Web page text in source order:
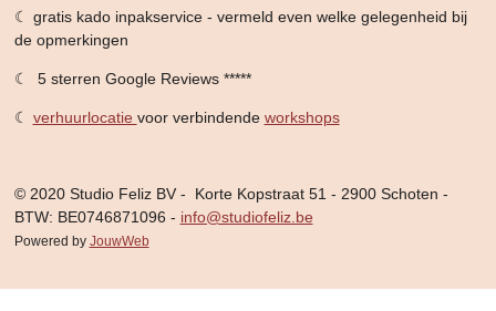
☾ gratis kado inpakservice - vermeld even welke gelegenheid bij
de opmerkingen
☾ 5 sterren Google Reviews *****
☾ verhuurlocatie voor verbindende workshops
© 2020 Studio Feliz BV - Korte Kopstraat 51 - 2900 Schoten -
BTW: BE0746871096 - info@studiofeliz.be
Powered by JouwWeb